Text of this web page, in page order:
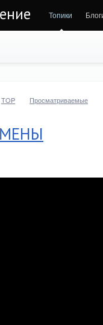
Топики
TOP Просматриваемые